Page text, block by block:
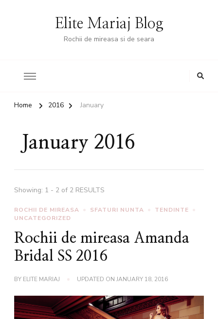
Elite Mariaj Blog
Rochii de mireasa si de seara
Home 2016 January
January 2016
Showing: 1 - 2 of 2 RESULTS
ROCHII DE MIREASA SFATURI NUNTA
TENDINTE
UNCATEGORIZED
Rochii de mireasa Amanda
Bridal SS 2016
BY ELITE MARIAJ UPDATED ON JANUARY 18, 2016